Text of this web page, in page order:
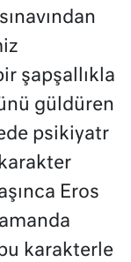
şapşallıkla
güldüren
psikiyatr
Eros
karakterle